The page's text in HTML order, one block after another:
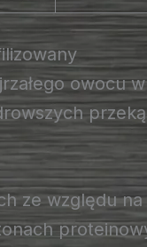
ze względu